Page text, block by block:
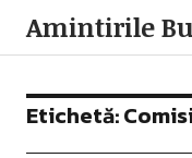
Amintirile
Etichetă: